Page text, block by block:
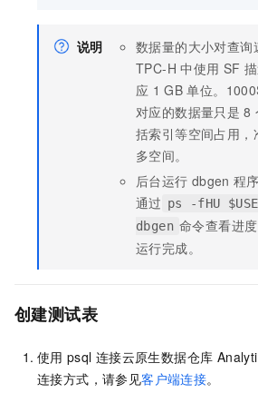
说明
数据量的大小对查询
TPC-H 中使用 SF
应 1 GB 单位。
对应的数据量只是 8
括索引等空间占用
多空间。
后台运行 dbgen 程
通过 ps -fHU
dbgen 命令查看进
运行完成。
创建测试表
使用 psql 连接云原生数据仓库
连接方式，请参见客户端连接。